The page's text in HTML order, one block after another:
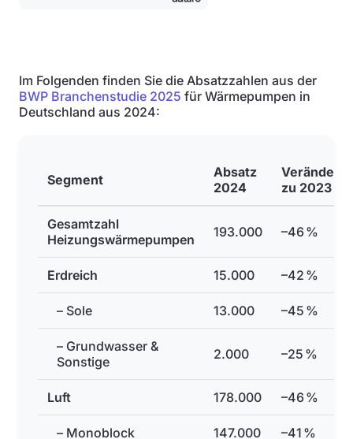
Im Folgenden finden Sie die Absatzzahlen aus der
BWP Branchenstudie 2025 für Wärmepumpen in
Deutschland aus 2024:
Segment
Absatz
2024
zu 2023
Gesamtzahl
Heizungswärmepumpen
193.000 –46 %
Erdreich 15.000 –42 %
– Sole 13.000 –45 %
– Grundwasser &
Sonstige
2.000 –25 %
Luft 178.000 –46 %
– Monoblock 147.000 –41 %